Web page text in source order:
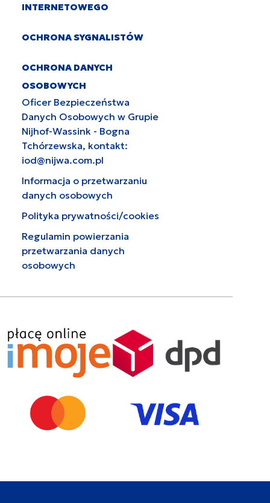
INTERNETOWEGO
OCHRONA SYGNALISTÓW
OCHRONA DANYCH
OSOBOWYCH
Oficer Bezpieczeństwa
Danych Osobowych w Grupie
Nijhof-Wassink - Bogna
Tchórzewska, kontakt:
iod@nijwa.com.pl
Informacja o przetwarzaniu
danych osobowych
Polityka prywatności/cookies
Regulamin powierzania
przetwarzania danych
osobowych